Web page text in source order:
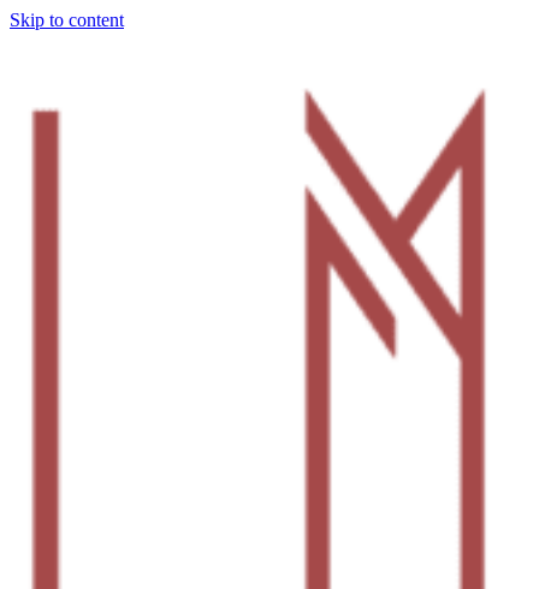
Skip to content